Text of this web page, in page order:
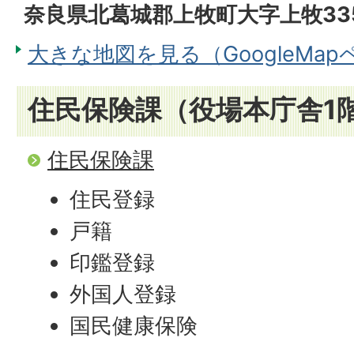
奈良県北葛城郡上牧町大字上牧
大きな地図を見る（GoogleMap
住民保険課（役場本庁舎1
住民保険課
住民登録
戸籍
印鑑登録
外国人登録
国民健康保険